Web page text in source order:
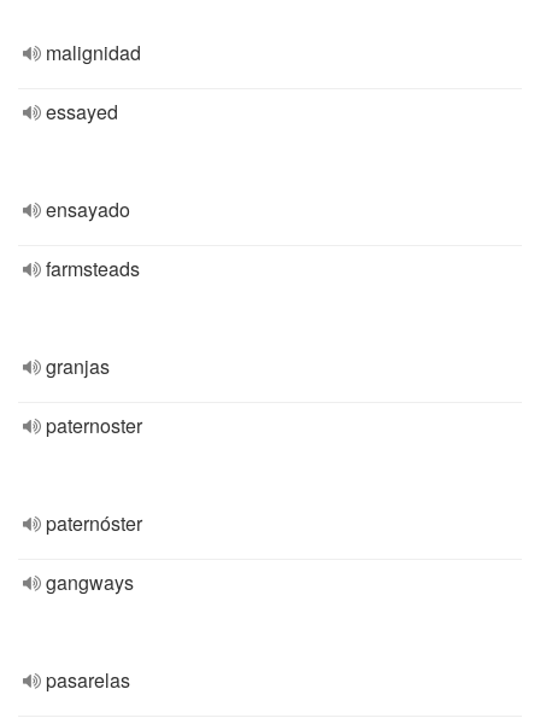
malignidad
essayed
ensayado
farmsteads
granjas
paternoster
paternóster
gangways
pasarelas